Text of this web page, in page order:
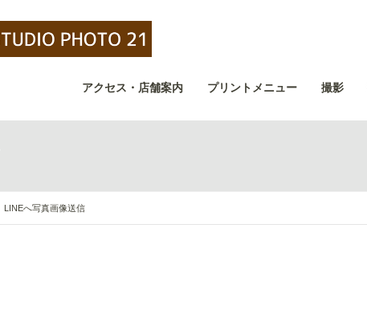
アクセス・店舗案内 プリントメニュー 撮影
LINEへ写真画像送信